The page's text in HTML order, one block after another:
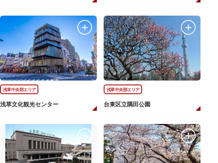
浅草中央部エリア
浅草文化観光センター
浅草中央部エリア
台東区立隅田公園